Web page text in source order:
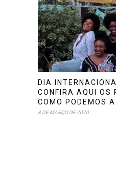
DIA
CONFIRA AQUI OS
COMO PODEMOS
8 DE MARÇO DE 2020